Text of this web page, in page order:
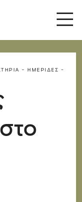
- ΗΜΕΡΊΔΕΣ -